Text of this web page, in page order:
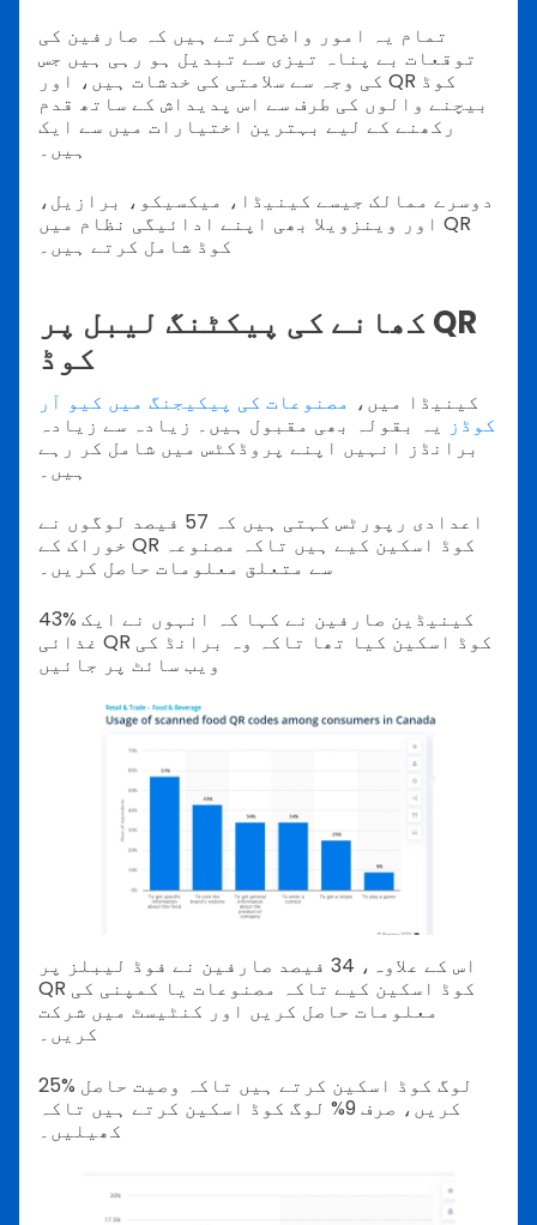
تمام یہ امور واضح کرتے ہیں کہ صارفین کی
توقعات بے پناہ تیزی سے تبدیل ہو رہی ہیں جس
کی وجہ سے سلامتی کی خدشات ہیں، اور QR کوڈ
بیچنے والوں کی طرف سے اس پدیداش کے ساتھ قدم
رکھنے کے لیے بہترین اختیارات میں سے ایک
ہیں۔
دوسرے ممالک جیسے کینیڈا، میکسیکو، برازیل،
اور وینزویلا بھی اپنے ادائیگی نظام میں QR
کوڈ شامل کرتے ہیں۔
کھانے کی پیکٹنگ لیبل پر QR
کوڈ
کینیڈا میں، مصنوعات کی پیکیجنگ میں کیو آر
کوڈز یہ بقولہ بھی مقبول ہیں۔ زیادہ سے زیادہ
برانڈز انہیں اپنے پروڈکٹس میں شامل کر رہے
ہیں۔
اعدادی رپورٹس کہتی ہیں کہ 57 فیصد لوگوں نے
خوراک کے QR کوڈ اسکین کیے ہیں تاکہ مصنوعہ
سے متعلق معلومات حاصل کریں۔
43% کینیڈین صارفین نے کہا کہ انہوں نے ایک
غذائی QR کوڈ اسکین کیا تھا تاکہ وہ برانڈ کی
ویب سائٹ پر جائیں
اس کے علاوہ، 34 فیصد صارفین نے فوڈ لیبلز پر
QR کوڈ اسکین کیے تاکہ مصنوعات یا کمپنی کی
معلومات حاصل کریں اور کنٹیسٹ میں شرکت
کریں۔
25% لوگ کوڈ اسکین کرتے ہیں تاکہ وصیت حاصل
کریں، صرف 9% لوگ کوڈ اسکین کرتے ہیں تاکہ
کھیلیں۔